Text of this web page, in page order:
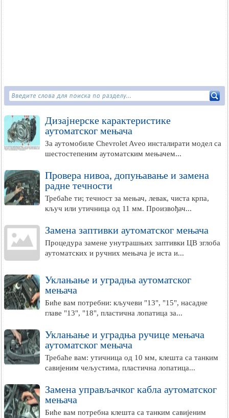
Дизајнерске карактеристике
аутоматског мењача
За аутомобиле Chevrolet Aveo инсталирати модел са
шестостепеним аутоматским мењачем...
Провера нивоа, допуњавање и замена
радне течности
Требаће ти; течност за мењач, левак, чиста крпа,
кључ или утичница од 11 мм. Произвођач...
Замена заптивки аутоматског мењача
Процедура замене унутрашњих заптивки ЦВ зглоба
аутоматских и ручних мењача је иста и...
Уклањање и уградња аутоматског
мењача
Биће вам потребни: кључеви "13", "15", насадне
главе "13", "18", пластична лопатица за...
Уклањање и уградња ручице мењача
аутоматског мењача
Требаће вам: утичница од 10 мм, клешта са танким
савијеним чељустима, пластична лопатица...
Замена управљачког кабла аутоматског
мењача
Биће вам потребна клешта са танким савијеним